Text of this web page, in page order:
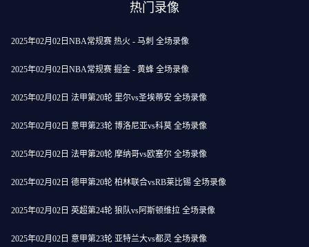
热门录像
2025年02月02日NBA常规赛 热火 - 马刺 全场录像
2025年02月02日NBA常规赛 掘金 - 黄蜂 全场录像
2025年02月02日 法甲第20轮 里尔vs圣埃蒂安 全场录像
2025年02月02日 意甲第23轮 博洛尼亚vs科莫 全场录像
2025年02月02日 法甲第20轮 摩纳哥vs欧塞尔 全场录像
2025年02月02日 德甲第20轮 柏林联合vsRB莱比锡 全场录像
2025年02月02日 英超第24轮 狼队vs阿斯顿维拉 全场录像
2025年02月02日 意甲第23轮 亚特兰大vs都灵 全场录像